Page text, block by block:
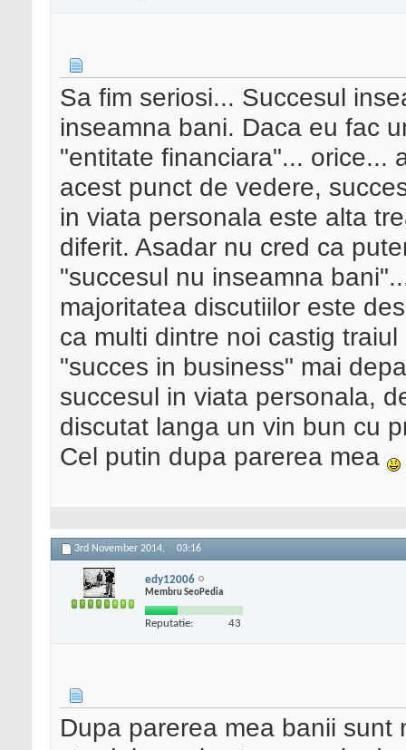
Sa fim seriosi... Succesul
inseamna bani. Daca eu fac
"entitate financiara"... orice...
acest punct de vedere,
in viata personala este alta
diferit. Asadar nu cred ca
"succesul nu inseamna
majoritatea discutiilor este
ca multi dintre noi castig
"succes in business" mai
succesul in viata personala,
discutat langa un vin bun cu
Cel putin dupa parerea mea
3rd November 2014, 03:16
edy12006
Membru SeoPedia
Reputatie: 43
Dupa parerea mea banii sunt